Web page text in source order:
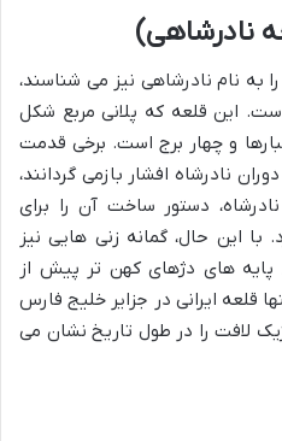
نادرشاهی)
به نام نادرشاهی نیز می شناسند،
این قلعه که پلانی مربع شکل
و چهار برج است. برخی قدمت
پیش و دوران نادرشاه افشار بازمی گردانند،
دستور ساخت آن را برای
این حال، گمانه زنی هایی نیز
پایه های دژهای کهن تر پیش از
قلعه ایرانی در جزایر خلیج فارس
لافت را در طول تاریخ نشان می